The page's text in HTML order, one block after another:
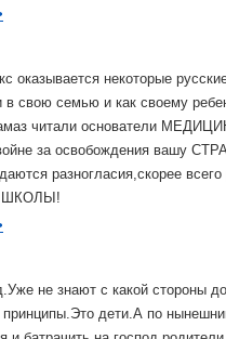
оказывается некоторые
в свою семью и как своему
читали основатели
за освобождения вашу
разногласия,скорее
ШКОЛЫ!
не знают с какой стороны
дети.А по